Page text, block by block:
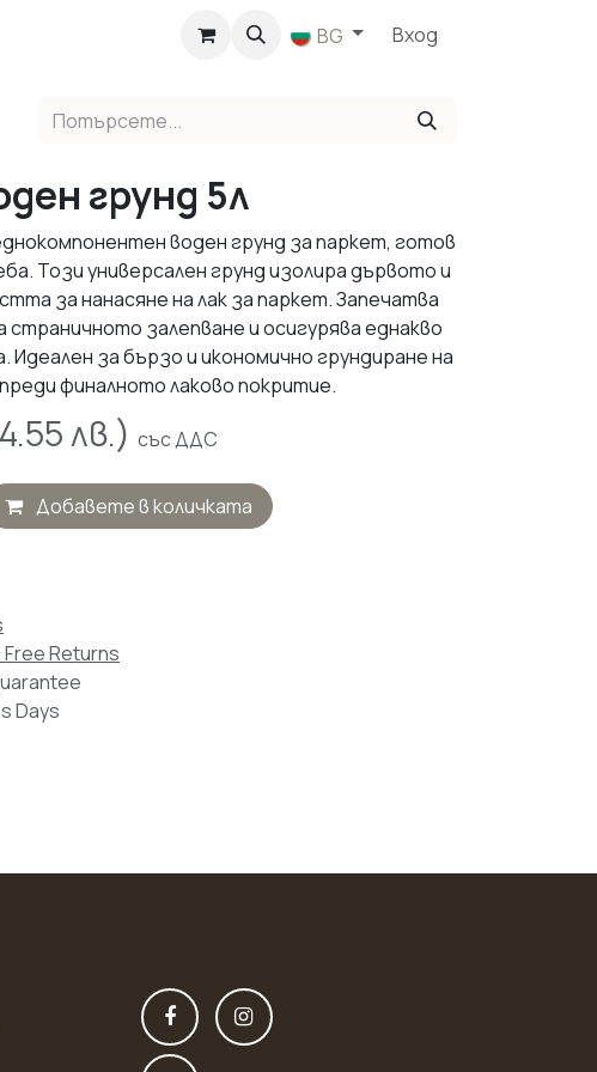
BG Вход
грунд 5л
воден грунд за паркет, готов
Този универсален грунд изолира дървото и
за нанасяне на лак за паркет. Запечатва
залепване и осигурява еднакво
Идеален за бързо и икономично грундиране на
финалното лаково покритие.
лв.) със ДДС
Добавете в количката
Free Returns
Days